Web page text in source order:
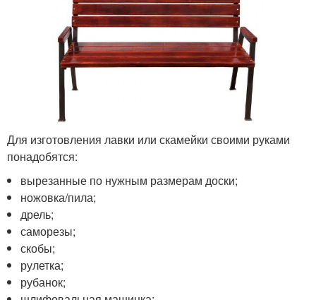
Для изготовления лавки или скамейки своими руками
понадобятся:
вырезанные по нужным размерам доски;
ножовка/пила;
дрель;
саморезы;
скобы;
рулетка;
рубанок;